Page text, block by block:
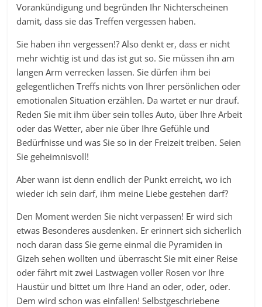
Vorankündigung und begründen Ihr Nichterscheinen
damit, dass sie das Treffen vergessen haben.
Sie haben ihn vergessen!? Also denkt er, dass er nicht
mehr wichtig ist und das ist gut so. Sie müssen ihn am
langen Arm verrecken lassen. Sie dürfen ihm bei
gelegentlichen Treffs nichts von Ihrer persönlichen oder
emotionalen Situation erzählen. Da wartet er nur drauf.
Reden Sie mit ihm über sein tolles Auto, über Ihre Arbeit
oder das Wetter, aber nie über Ihre Gefühle und
Bedürfnisse und was Sie so in der Freizeit treiben. Seien
Sie geheimnisvoll!
Aber wann ist denn endlich der Punkt erreicht, wo ich
wieder ich sein darf, ihm meine Liebe gestehen darf?
Den Moment werden Sie nicht verpassen! Er wird sich
etwas Besonderes ausdenken. Er erinnert sich sicherlich
noch daran dass Sie gerne einmal die Pyramiden in
Gizeh sehen wollten und überrascht Sie mit einer Reise
oder fährt mit zwei Lastwagen voller Rosen vor Ihre
Haustür und bittet um Ihre Hand an oder, oder, oder.
Dem wird schon was einfallen! Selbstgeschriebene